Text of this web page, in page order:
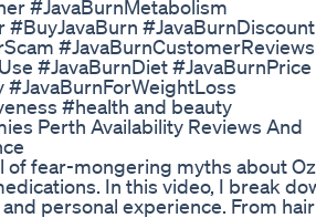
#JavaBurnMetabolism
#BuyJavaBurn #JavaBurnDiscount
#JavaBurnCustomerReviews
#JavaBurnDiet #JavaBurnPrice
#JavaBurnForWeightLoss
#health and beauty
Perth Availability Reviews And
of fear-mongering myths about
In this video, I break
personal experience. From